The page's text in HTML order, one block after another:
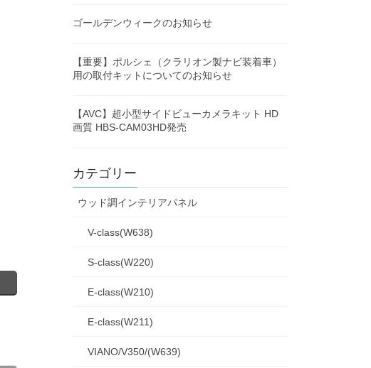
ゴールデンウィークのお知らせ
【重要】ポルシェ（クラリオン製ナビ装着車）
用の取付キットについてのお知らせ
【AVC】超小型サイドビューカメラキット HD
画質 HBS-CAM03HD発売
カテゴリー
ウッド調インテリアパネル
V-class(W638)
S-class(W220)
E-class(W210)
E-class(W211)
VIANO/V350/(W639)